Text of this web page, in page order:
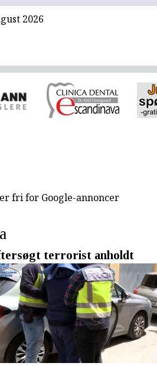
2026
fri for Google-annoncer
terrorist anholdt